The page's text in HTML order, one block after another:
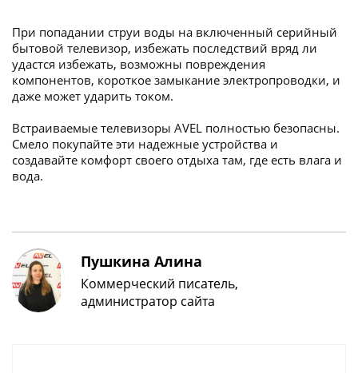
При попадании струи воды на включенный серийный
бытовой телевизор, избежать последствий вряд ли
удастся избежать, возможны повреждения
компонентов, короткое замыкание электропроводки, и
даже может ударить током.
Встраиваемые телевизоры AVEL полностью безопасны.
Смело покупайте эти надежные устройства и
создавайте комфорт своего отдыха там, где есть влага и
вода.
Пушкина Алина
Коммерческий писатель,
администратор сайта